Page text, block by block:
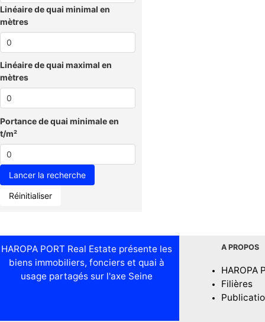
Linéaire de quai minimal en
mètres
Linéaire de quai maximal en
mètres
Portance de quai minimale en
t/m²
Réinitialiser
HAROPA PORT Real Estate présente les
biens immobiliers, fonciers et quai à
usage partagés sur l'axe Seine
A PROPOS
HAROPA
Filières